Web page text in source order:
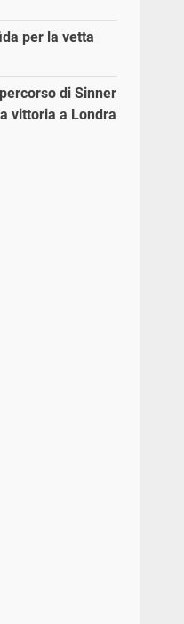
per la vetta
di Sinner
vittoria a Londra